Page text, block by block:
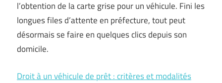
l’obtention de la carte grise pour un véhicule. Fini les
longues files d’attente en préfecture, tout peut
désormais se faire en quelques clics depuis son
domicile.
Droit à un véhicule de prêt : critères et modalités